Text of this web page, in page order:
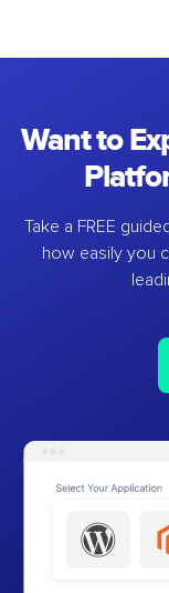
Want to
Take a FREE
how easily you